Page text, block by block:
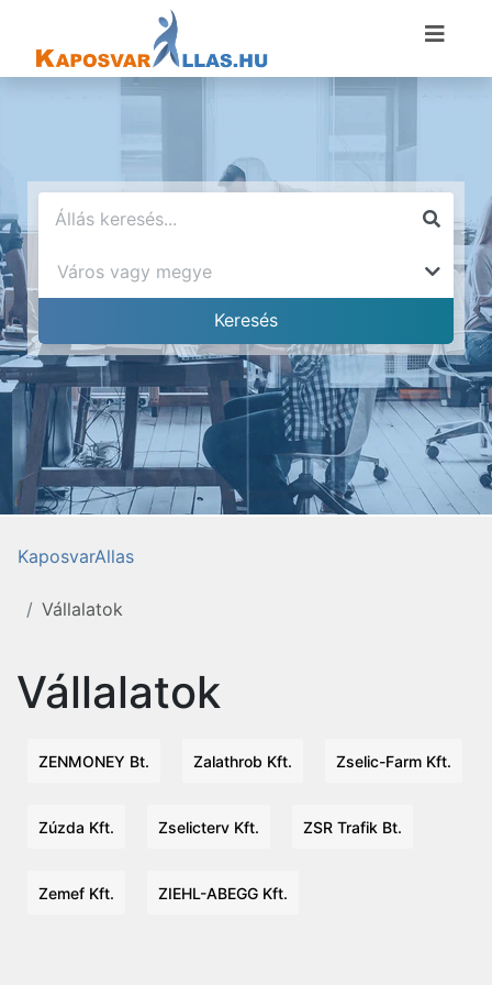
KaposvarAllas
Vállalatok
Vállalatok
ZENMONEY Bt. Zalathrob Kft. Zselic-Farm Kft.
Zúzda Kft. Zselicterv Kft. ZSR Trafik Bt.
Zemef Kft. ZIEHL-ABEGG Kft.